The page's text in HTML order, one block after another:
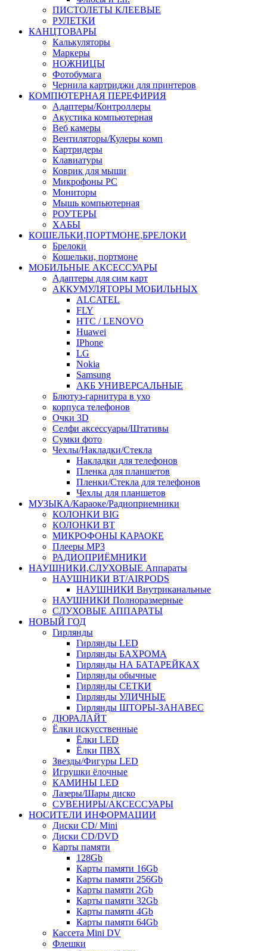
ПИСТОЛЕТЫ КЛЕЕВЫЕ
РУЛЕТКИ
КАНЦТОВАРЫ
Калькуляторы
Маркеры
НОЖНИЦЫ
Фотобумага
Чернила картриджи для принтеров
КОМПЮТЕРНАЯ ПЕРЕФИРИЯ
Адаптеры/Контроллеры
Акустика компьютерная
Веб камеры
Вентиляторы/Кулеры комп
Картридеры
Клавиатуры
Коврик для мыши
Микрофоны PC
Мониторы
Мышь компьютерная
РОУТЕРЫ
ХАБЫ
КОШЕЛЬКИ,ПОРТМОНЕ,БРЕЛОКИ
Брелоки
Кошельки, портмоне
МОБИЛЬНЫЕ АКСЕССУАРЫ
Адаптеры для сим карт
АККУМУЛЯТОРЫ МОБИЛЬНЫХ
ALCATEL
FLY
HTC / LENOVO
Huawei
IPhone
LG
Nokia
Samsung
АКБ УНИВЕРСАЛЬНЫЕ
Блютуз-гарнитура в ухо
корпуса телефонов
Очки 3D
Селфи аксессуары/Штативы
Сумки фото
Чехлы/Накладки/Стекла
Накладки для телефонов
Пленка для планшетов
Пленки/Стекла для телефонов
Чехлы для планшетов
МУЗЫКА/Караоке/Радиоприемники
КОЛОНКИ BIG
КОЛОНКИ BT
МИКРОФОНЫ КАРАОКЕ
Плееры MP3
РАДИОПРИЁМНИКИ
НАУШНИКИ,СЛУХОВЫЕ Аппараты
НАУШНИКИ BT/AIRPODS
НАУШНИКИ Внутриканальные
НАУШНИКИ Полноразмерные
СЛУХОВЫЕ АППАРАТЫ
НОВЫЙ ГОД
Гирлянды
Гирлянды LED
Гирлянды БАХРОМА
Гирлянды НА БАТАРЕЙКАХ
Гирлянды обычные
Гирлянды СЕТКИ
Гирлянды УЛИЧНЫЕ
Гирлянды ШТОРЫ-ЗАНАВЕС
ДЮРАЛАЙТ
Ёлки искусственные
Ёлки LED
Ёлки ПВХ
Звезды/Фигуры LED
Игрушки ёлочные
КАМИНЫ LED
Лазеры/Шары диско
СУВЕНИРЫ/АКСЕССУАРЫ
НОСИТЕЛИ ИНФОРМАЦИИ
Диски CD/ Mini
Диски CD/DVD
Карты памяти
128Gb
Карты памяти 16Gb
Карты памяти 256Gb
Карты памяти 2Gb
Карты памяти 32Gb
Карты памяти 4Gb
Карты памяти 64Gb
Кассета Mini DV
Флешки